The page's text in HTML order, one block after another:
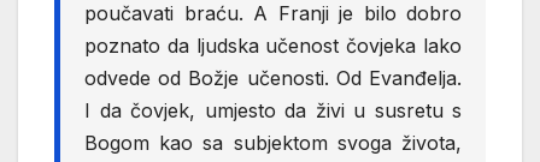
poučavati braću. A Franji je bilo dobro
poznato da ljudska učenost čovjeka lako
odvede od Božje učenosti. Od Evanđelja.
I da čovjek, umjesto da živi u susretu s
Bogom kao sa subjektom svoga života,